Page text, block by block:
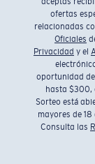
ofertas
relacionadas
Oficiales
Privacidad y el
oportunidad
hasta $300,
Sorteo está
mayores de
Consulta las